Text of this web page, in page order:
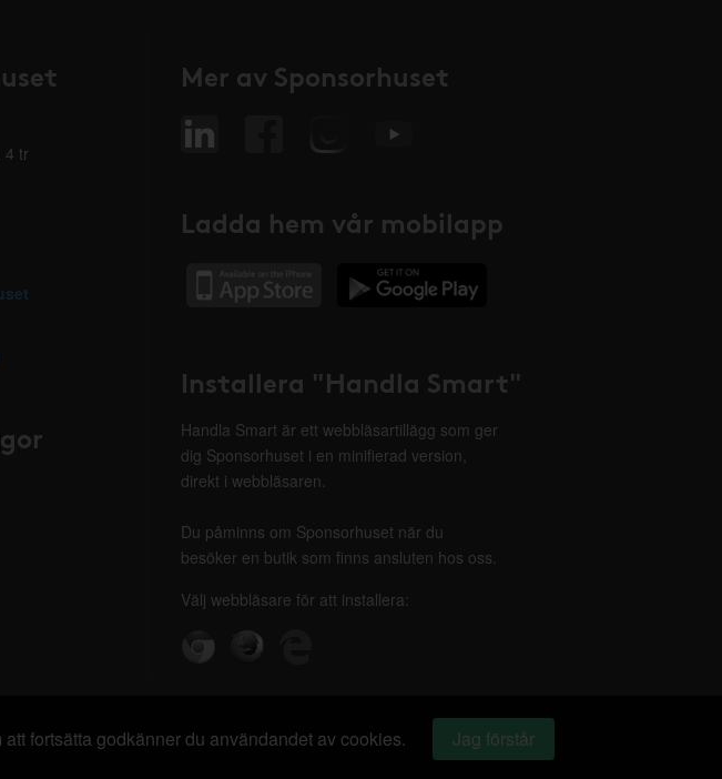
4 tr
Mer av Sponsorhuset
Ladda hem vår mobilapp
Installera "Handla Smart"
Handla Smart är ett webbläsartillägg som ger
dig Sponsorhuset i en minifierad version,
direkt i webbläsaren.
Du påminns om Sponsorhuset när du
besöker en butik som finns ansluten hos oss.
Välj webbläsare för att installera:
fortsätta godkänner du användandet av cookies. Jag förstår